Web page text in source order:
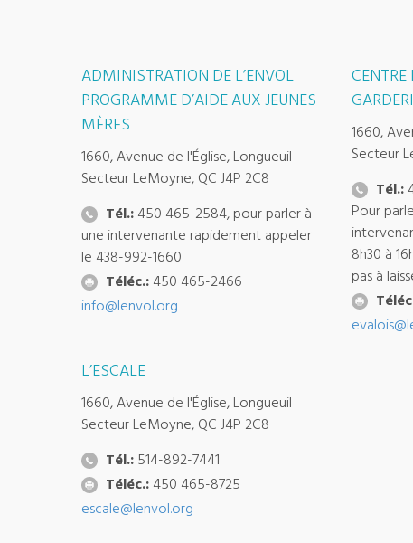
ADMINISTRATION DE L’ENVOL
PROGRAMME D’AIDE AUX JEUNES
MÈRES
1660, Avenue de l'Église, Longueuil
Secteur LeMoyne, QC J4P 2C8
Tél.: 450 465-2584, pour parler à
une intervenante rapidement appeler
le 438-992-1660
Téléc.: 450 465-2466
info@lenvol.org
CENTRE
1660,
Secteur
Tél.:
Pour
8h30 à
pas à
L’ESCALE
1660, Avenue de l'Église, Longueuil
Secteur LeMoyne, QC J4P 2C8
Tél.: 514-892-7441
Téléc.: 450 465-8725
escale@lenvol.org